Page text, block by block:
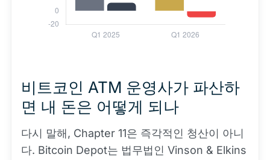
비트코인 ATM 운영사가 파산하
면 내 돈은 어떻게 되나
다시 말해, Chapter 11은 즉각적인 청산이 아니
다. Bitcoin Depot는 법무법인 Vinson & Elkins